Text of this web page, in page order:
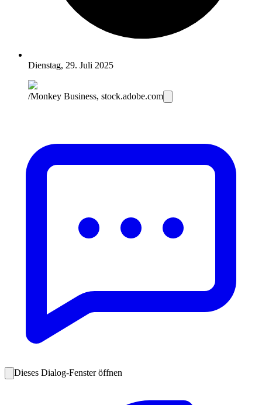
Dienstag, 29. Juli 2025
/Monkey Business, stock.adobe.com
Dieses Dialog-Fenster öffnen